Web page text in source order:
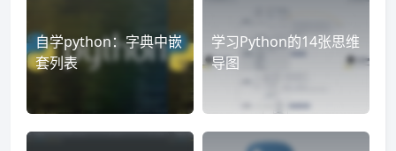
自学python：字典中嵌
套列表
学习Python的14张思维
导图